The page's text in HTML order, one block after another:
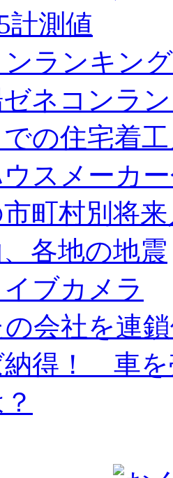
計測値
ランキン
ネコンラ
での住宅着
スメーカ
市町村別将
各地の地震
ブカメラ
会社を連
納得！ 車を